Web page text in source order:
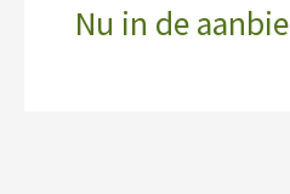
Nu in de